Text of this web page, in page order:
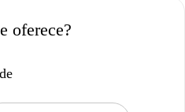
oferece?